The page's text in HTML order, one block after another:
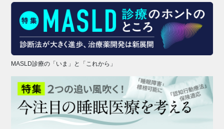
MASLD診療の「いま」と「これから」